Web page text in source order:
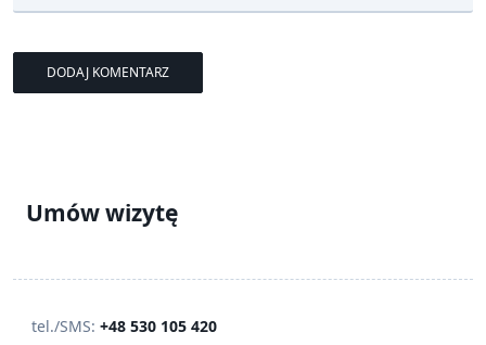
Umów wizytę
tel./SMS:+48 530 105 420